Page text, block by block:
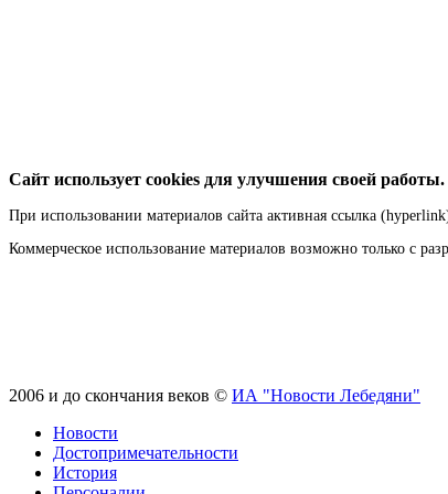
Сайт использует cookies для улучшения своей
При использовании материалов сайта активная ссылка
Коммерческое использование материалов возможно только с
2006 и до скончания веков © ИА "Новости Лебедяни"
Новости
Достопримечательности
История